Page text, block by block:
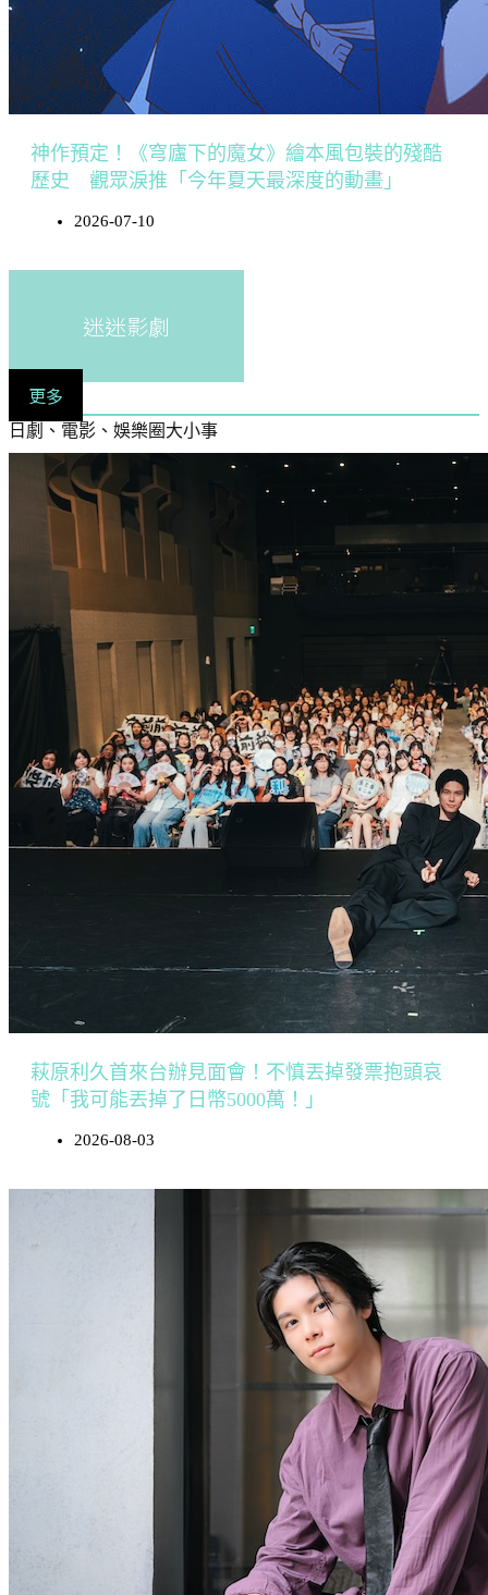
神作預定！《穹廬下的魔女》繪本風包裝的殘酷
歷史 觀眾淚推「今年夏天最深度的動畫」
2026-07-10
迷迷影劇
更多
日劇、電影、娛樂圈大小事
萩原利久首來台辦見面會！不慎丟掉發票抱頭哀
號「我可能丟掉了日幣5000萬！」
2026-08-03